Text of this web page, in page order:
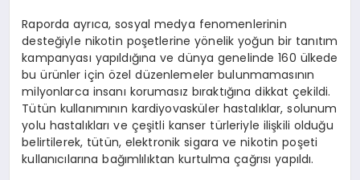
Raporda ayrıca, sosyal medya fenomenlerinin
desteğiyle nikotin poşetlerine yönelik yoğun bir tanıtım
kampanyası yapıldığına ve dünya genelinde 160 ülkede
bu ürünler için özel düzenlemeler bulunmamasının
milyonlarca insanı korumasız bıraktığına dikkat çekildi.
Tütün kullanımının kardiyovasküler hastalıklar, solunum
yolu hastalıkları ve çeşitli kanser türleriyle ilişkili olduğu
belirtilerek, tütün, elektronik sigara ve nikotin poşeti
kullanıcılarına bağımlılıktan kurtulma çağrısı yapıldı.